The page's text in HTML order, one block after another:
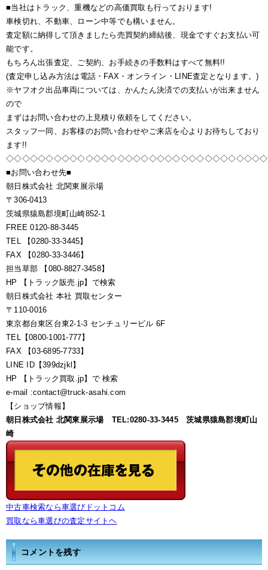
■当社はトラック、重機などの高価買取も行っております!
車検切れ、不動車、ローン中等でも構いません。
査定額に納得して頂きましたら売買契約締結後、現金ですぐお支払い可
能です。
もちろん出張査定、ご契約、お手続きの手数料はすべて無料!!
(査定申し込み方法は電話・FAX・オンライン・LINE査定となります。)
※ヤフオク出品車両については、かんたん決済での支払いが出来ません
ので
まずはお問い合わせの上見積り依頼をしてください。
スタッフ一同、お客様のお問い合わせやご来店を心よりお待ちしており
ます!!
■お問い合わせ先■
朝日株式会社 北関東展示場
〒306-0413
茨城県猿島郡境町山崎852-1
FREE 0120-88-3445
TEL 【0280-33-3445】
FAX 【0280-33-3446】
担当草部 【080-8827-3458】
HP 【トラック販売.jp】で検索
朝日株式会社 本社 買取センター
〒110-0016
東京都台東区台東2-1-3 センチュリービル 6F
TEL【0800-1001-777】
FAX 【03-6895-7733】
LINE ID【399dzjkl】
HP 【トラック買取.jp】で 検索
e-mail :contact@truck-asahi.com
【ショップ情報】
朝日株式会社 北関東展示場 TEL:0280-33-3445 茨城県猿島郡境町山
崎
中古車検索なら車選びドットコム
買取なら車選びの査定サイトヘ
コメントを残す